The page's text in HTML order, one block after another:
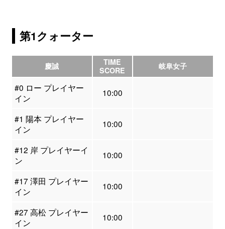
第1クォーター
慶誠
TIME
SCORE
岐阜女子
#0 ロー プレイヤー
イン
10:00
#1 陽本 プレイヤー
イン
10:00
#12 岸 プレイヤーイ
ン
10:00
#17 澤田 プレイヤー
イン
10:00
#27 高松 プレイヤー
イン
10:00